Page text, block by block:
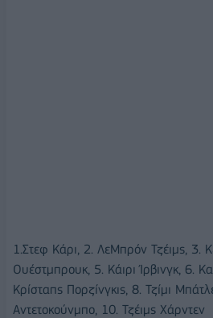
1.Στεφ Κάρι, 2. ΛεΜπρόν Τζέιμς, 3.
Ουέστμπρουκ, 5. Κάιρι Ίρβινγκ, 6.
Κρίσταπς Πορζίνγκις, 8. Τζίμι
Αντετοκούνμπο, 10. Τζέιμς Χάρντεν